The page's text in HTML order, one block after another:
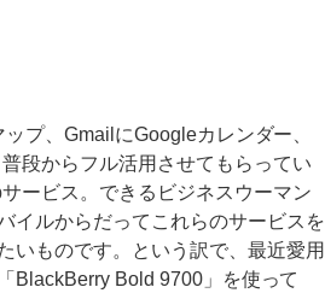
プ、GmailにGoogleカレンダー、
段からフル活用させてもらってい
ービス。できるビジネスウーマン
イルからだってこれらのサービスを
いものです。という訳で、最近愛用
BlackBerry Bold 9700」を使って